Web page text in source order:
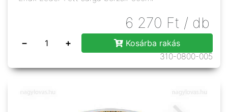
6 270 Ft / db
− +
Kosárba rakás
310-0800-005